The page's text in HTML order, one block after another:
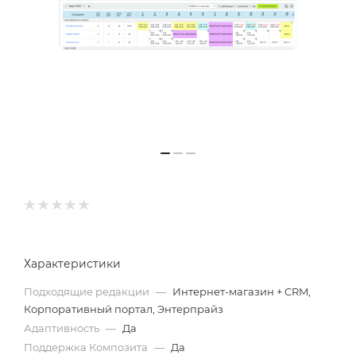
Характеристики
Подходящие редакции — Интернет-магазин + CRM,
Корпоративный портал, Энтерпрайз
Адаптивность — Да
Поддержка Композита — Да